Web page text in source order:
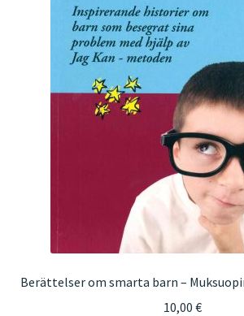
Berättelser om smarta barn –
10,00 €